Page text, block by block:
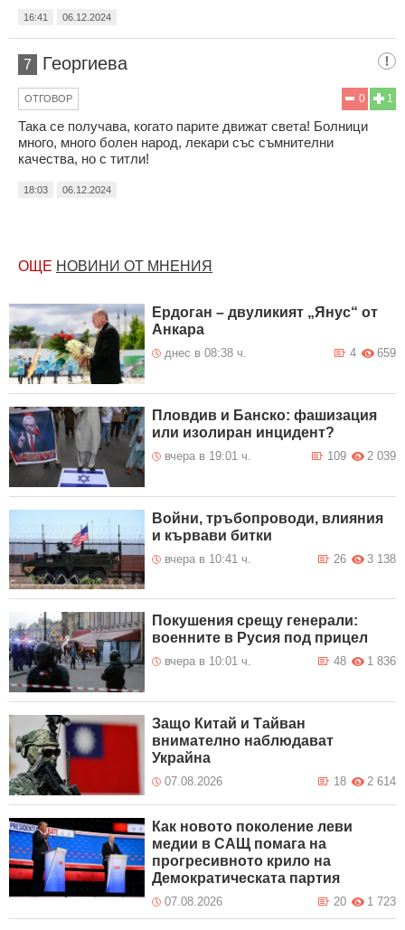
16:41 06.12.2024
7 Георгиева
1
0
ОТГОВОР
Така се получава, когато парите движат света! Болници
много, много болен народ, лекари със съмнителни
качества, но с титли!
18:03 06.12.2024
ОЩЕ НОВИНИ ОТ МНЕНИЯ
Ердоган – двуликият „Янус“ от
Анкара
днес в 08:38 ч. 659
4
Пловдив и Банско: фашизация
или изолиран инцидент?
вчера в 19:01 ч. 2 039
109
Войни, тръбопроводи, влияния
и кървави битки
вчера в 10:41 ч. 3 138
26
Покушения срещу генерали:
военните в Русия под прицел
вчера в 10:01 ч. 1 836
48
Защо Китай и Тайван
внимателно наблюдават
Украйна
07.08.2026 2 614
18
Как новото поколение леви
медии в САЩ помага на
прогресивното крило на
Демократическата партия
07.08.2026 1 723
20